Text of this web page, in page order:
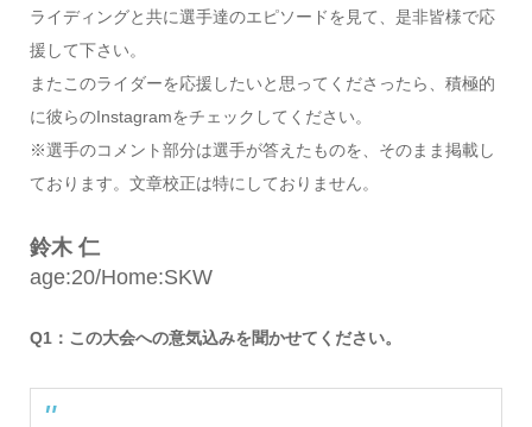
ライディングと共に選手達のエピソードを見て、是非皆様で応
援して下さい。
またこのライダーを応援したいと思ってくださったら、積極的
に彼らのInstagramをチェックしてください。
※選手のコメント部分は選手が答えたものを、そのまま掲載し
ております。文章校正は特にしておりません。
鈴木 仁
age:20/Home:SKW
Q1：この大会への意気込みを聞かせてください。